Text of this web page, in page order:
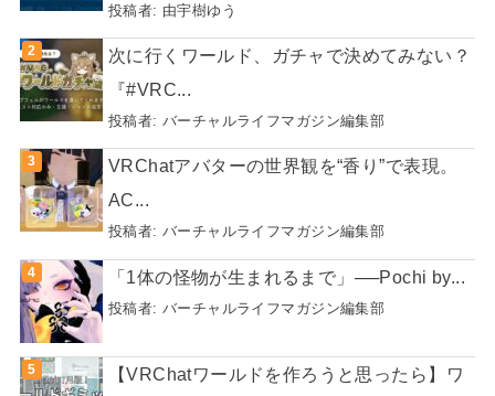
投稿者: 由宇樹ゆう
次に行くワールド、ガチャで決めてみない？
『#VRC...
投稿者: バーチャルライフマガジン編集部
VRChatアバターの世界観を“香り”で表現。
AC...
投稿者: バーチャルライフマガジン編集部
「1体の怪物が生まれるまで」──Pochi by...
投稿者: バーチャルライフマガジン編集部
【VRChatワールドを作ろうと思ったら】ワ